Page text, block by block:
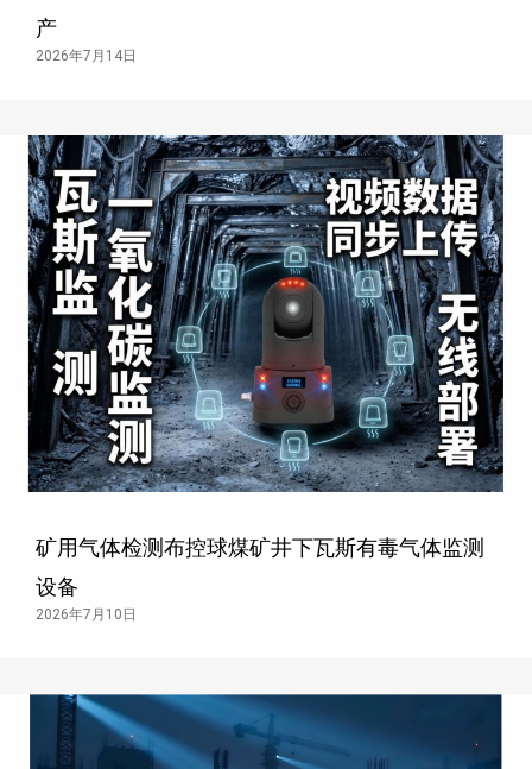
产
2026年7月14日
矿用气体检测布控球煤矿井下瓦斯有毒气体监测
设备
2026年7月10日